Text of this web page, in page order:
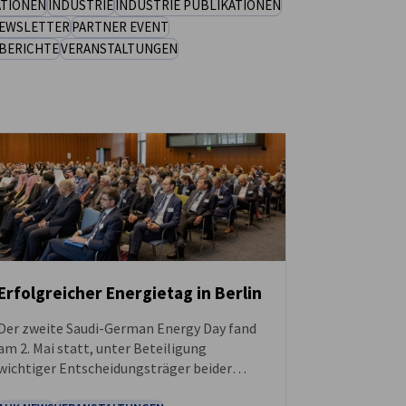
INDUSTRIEINDUSTRIE PUBLIKATIONEN
PARTNER EVENT
VERANSTALTUNGEN
NEUIGKEITEN
Energietag in Berlin
zweite Saudi-German Energy Day fand
2. Mai statt, unter Beteiligung
Entscheidungsträger beider